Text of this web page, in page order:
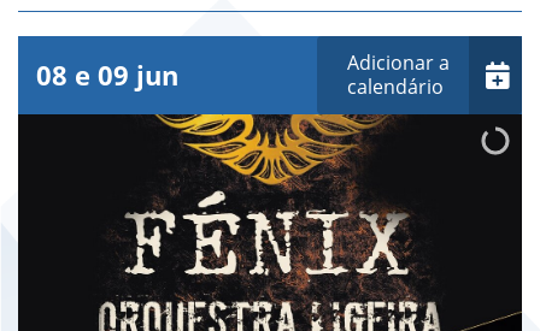
08 e 09 jun
Adicionar a
calendário